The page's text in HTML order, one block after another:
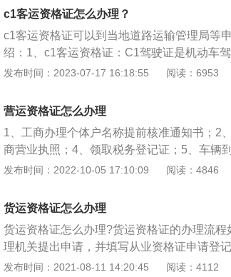
试全部合格，才算考试通过。3、车主需要
通过后，车主就可以领取c1客运资格证了。
输驾驶员从业资格考试的，还应当提供道路
大以上交通责任事故记录证明。
c1客运资格证怎么办理？
c1客运资格证可以到当地道路运输管理局等
绍：1、c1客运资格证：C1驾驶证是机动车
级包括（C2，C3，C4所有车型）准驾小型
明及复印件，机动车驾驶证及复印件等。如
资格考试，还应当提供道路交通安全主管部
事故记录证明。
发布时间：2023-07-17 16:18:55 阅读：6953
营运资格证怎么办理
1、工商办理个体户名称提前核准通知书；2
商营业执照；4、领取税务登记证；5、车辆
核准的个体户名称）；6、领取营运证。车辆
依据《道路运输条例》第34条规定，道路运
路运输管理机构的工作人员在实施道路运输
证又无法当场提供其他有效证明的车辆，应
车辆予以暂扣；并依据该条例第69条规定责
元以下的罚款。需要注意的是，该条例规定
发布时间：2022-10-05 17:10:09 阅读：4846
货运资格证怎么办理
货运资格证怎么办理?货运资格证的办理流
理机关提出申请，并填写从业资格证申请登
结业证（限2004年4月1日以后持驾驶证）及
发布时间：2021-08-11 14:20:45 阅读：4112